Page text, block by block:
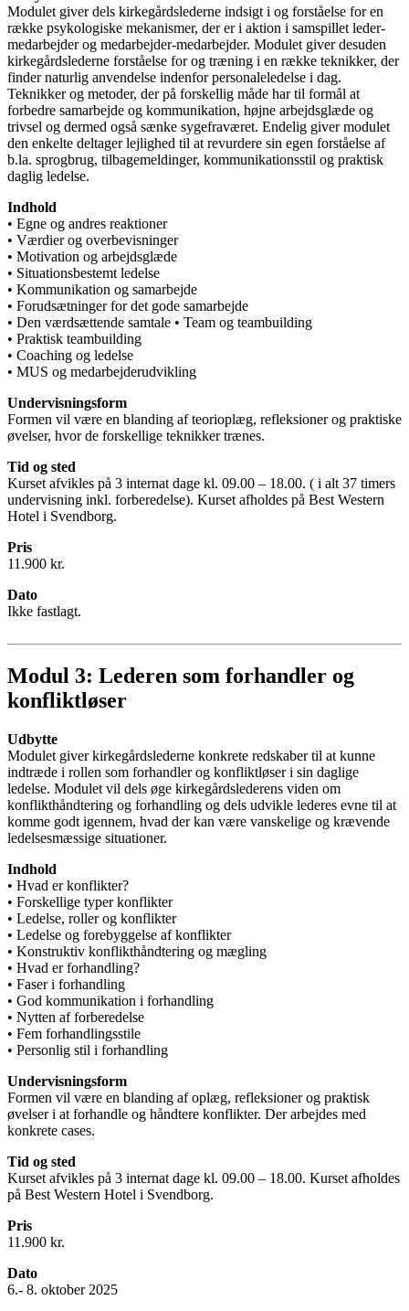
Modulet giver dels kirkegårdslederne indsigt i og forståelse for en
række psykologiske mekanismer, der er i aktion i samspillet leder-
medarbejder og medarbejder-medarbejder. Modulet giver desuden
kirkegårdslederne forståelse for og træning i en række teknikker, der
finder naturlig anvendelse indenfor personaleledelse i dag.
Teknikker og metoder, der på forskellig måde har til formål at
forbedre samarbejde og kommunikation, højne arbejdsglæde og
trivsel og dermed også sænke sygefraværet. Endelig giver modulet
den enkelte deltager lejlighed til at revurdere sin egen forståelse af
b.la. sprogbrug, tilbagemeldinger, kommunikationsstil og praktisk
daglig ledelse.
Indhold
• Egne og andres reaktioner
• Værdier og overbevisninger
• Motivation og arbejdsglæde
• Situationsbestemt ledelse
• Kommunikation og samarbejde
• Forudsætninger for det gode samarbejde
• Den værdsættende samtale • Team og teambuilding
• Praktisk teambuilding
• Coaching og ledelse
• MUS og medarbejderudvikling
Undervisningsform
Formen vil være en blanding af teorioplæg, refleksioner og praktiske
øvelser, hvor de forskellige teknikker trænes.
Tid og sted
Kurset afvikles på 3 internat dage kl. 09.00 – 18.00. ( i alt 37 timers
undervisning inkl. forberedelse). Kurset afholdes på Best Western
Hotel i Svendborg.
Pris
11.900 kr.
Dato
Ikke fastlagt.
Modul 3: Lederen som forhandler og
konfliktløser
Udbytte
Modulet giver kirkegårdslederne konkrete redskaber til at kunne
indtræde i rollen som forhandler og konfliktløser i sin daglige
ledelse. Modulet vil dels øge kirkegårdslederens viden om
konflikthåndtering og forhandling og dels udvikle lederes evne til at
komme godt igennem, hvad der kan være vanskelige og krævende
ledelsesmæssige situationer.
Indhold
• Hvad er konflikter?
• Forskellige typer konflikter
• Ledelse, roller og konflikter
• Ledelse og forebyggelse af konflikter
• Konstruktiv konflikthåndtering og mægling
• Hvad er forhandling?
• Faser i forhandling
• God kommunikation i forhandling
• Nytten af forberedelse
• Fem forhandlingsstile
• Personlig stil i forhandling
Undervisningsform
Formen vil være en blanding af oplæg, refleksioner og praktisk
øvelser i at forhandle og håndtere konflikter. Der arbejdes med
konkrete cases.
Tid og sted
Kurset afvikles på 3 internat dage kl. 09.00 – 18.00. Kurset afholdes
på Best Western Hotel i Svendborg.
Pris
11.900 kr.
Dato
6.- 8. oktober 2025